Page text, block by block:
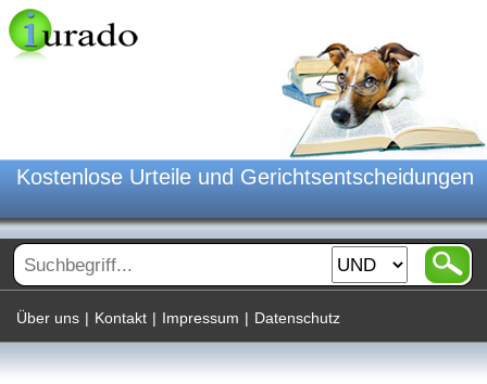
Kostenlose Urteile und Gerichtsentscheidungen
Über uns | Kontakt | Impressum | Datenschutz